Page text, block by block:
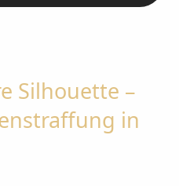
Silhouette –
in